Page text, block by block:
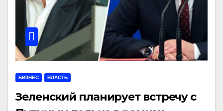
БИЗНЕС ВЛАСТЬ
Зеленский планирует встречу с